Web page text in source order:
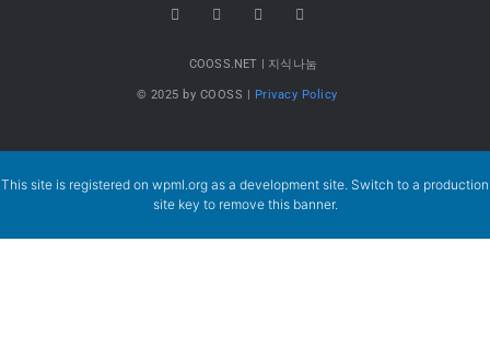
COOSS.NET | 지식나눔
© 2025 by COOSS | Privacy Policy
This site is registered on wpml.org as a development site. Switch to a production
site key to remove this banner.